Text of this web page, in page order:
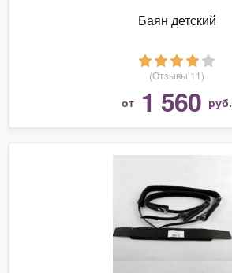
Баян детский
(Отзывы 11)
от 1 560 руб.